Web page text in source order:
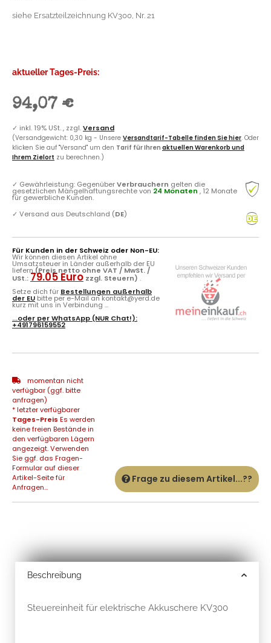
siehe Ersatzteilzeichnung KV300, Nr. 21
aktueller Tages-Preis:
94,07 €
✓ inkl. 19% USt. , zzgl.Versand
(Versandgewicht: 0,30 kg - Unsere Versandtarif-Tabelle finden Sie hier. Oder
klicken Sie auf "Versand" um den Tarif für Ihren aktuellen Warenkorb und
Ihrem Zielort zu berechnen.)
✓ Gewährleistung: GegenüberVerbrauchern gelten die
gesetzlichen Mängelhaftungsrechte von 24 Monaten , 12 Monate
für gewerbliche Kunden.
✓ Versand aus Deutschland (DE)
Für Kunden in der Schweiz oder Non-EU:
Wir können diesen Artikel ohne
Umsatzsteuer in Länder außerhalb der EU
liefern (Preis netto ohne VAT / MwSt. /
USt.: 79.05 Euro zzgl. Steuern) .
Setze dich für Bestellungen außerhalb
der EU bitte per e-Mail an kontakt@yerd.de
kurz mit uns in Verbindung ...
...oder perWhatsApp (NUR Chat!):
+491796159552
momentan nicht
verfügbar (ggf. bitte
anfragen)
* letzter verfügbarer
Tages-Preis Es werden
keine freien Bestände in
den verfügbaren Lägern
angezeigt. Verwenden
Sie ggf. das Fragen-
Formular auf dieser
Artikel-Seite für
Anfragen...
Frage zu diesem Artikel...??
Beschreibung
Steuereinheit für elektrische Akkuschere KV300